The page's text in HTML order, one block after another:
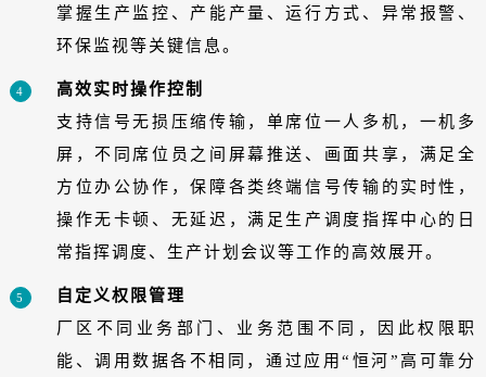
掌握生产监控、产能产量、运行方式、异常报警、
环保监视等关键信息。
4
高效实时操作控制
支持信号无损压缩传输，单席位一人多机，一机多
屏，不同席位员之间屏幕推送、画面共享，满足全
方位办公协作，保障各类终端信号传输的实时性，
操作无卡顿、无延迟，满足生产调度指挥中心的日
常指挥调度、生产计划会议等工作的高效展开。
5
自定义权限管理
厂区不同业务部门、业务范围不同，因此权限职
能、调用数据各不相同，通过应用“恒河”高可靠分